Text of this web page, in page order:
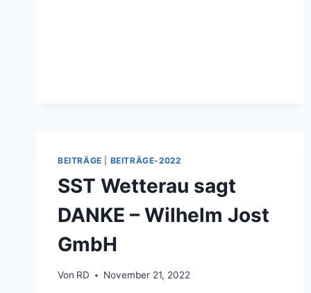
BEITRÄGE BEITRÄGE-2022
SST Wetterau sagt
DANKE – Wilhelm Jost
GmbH
Von RD November 21, 2022